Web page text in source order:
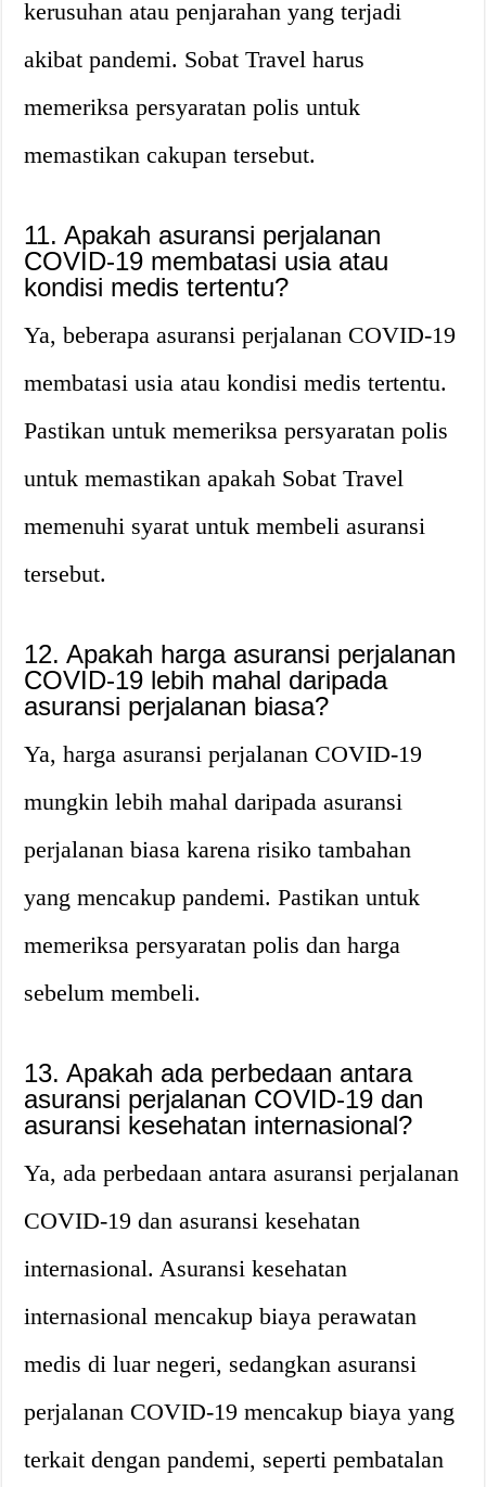
kerusuhan atau penjarahan yang terjadi
akibat pandemi. Sobat Travel harus
memeriksa persyaratan polis untuk
memastikan cakupan tersebut.
11. Apakah asuransi perjalanan
COVID-19 membatasi usia atau
kondisi medis tertentu?
Ya, beberapa asuransi perjalanan COVID-19
membatasi usia atau kondisi medis tertentu.
Pastikan untuk memeriksa persyaratan polis
untuk memastikan apakah Sobat Travel
memenuhi syarat untuk membeli asuransi
tersebut.
12. Apakah harga asuransi perjalanan
COVID-19 lebih mahal daripada
asuransi perjalanan biasa?
Ya, harga asuransi perjalanan COVID-19
mungkin lebih mahal daripada asuransi
perjalanan biasa karena risiko tambahan
yang mencakup pandemi. Pastikan untuk
memeriksa persyaratan polis dan harga
sebelum membeli.
13. Apakah ada perbedaan antara
asuransi perjalanan COVID-19 dan
asuransi kesehatan internasional?
Ya, ada perbedaan antara asuransi perjalanan
COVID-19 dan asuransi kesehatan
internasional. Asuransi kesehatan
internasional mencakup biaya perawatan
medis di luar negeri, sedangkan asuransi
perjalanan COVID-19 mencakup biaya yang
terkait dengan pandemi, seperti pembatalan